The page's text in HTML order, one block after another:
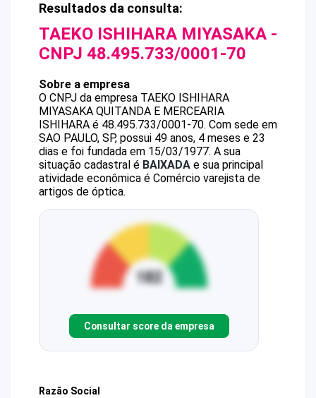
Resultados da consulta:
TAEKO ISHIHARA MIYASAKA -
CNPJ 48.495.733/0001-70
Sobre a empresa
O CNPJ da empresa TAEKO ISHIHARA
MIYASAKA QUITANDA E MERCEARIA
ISHIHARA é 48.495.733/0001-70. Com sede em
SAO PAULO, SP, possui 49 anos, 4 meses e 23
dias e foi fundada em 15/03/1977. A sua
situação cadastral é BAIXADA e sua principal
atividade econômica é Comércio varejista de
artigos de óptica.
Consultar score da empresa
Razão Social